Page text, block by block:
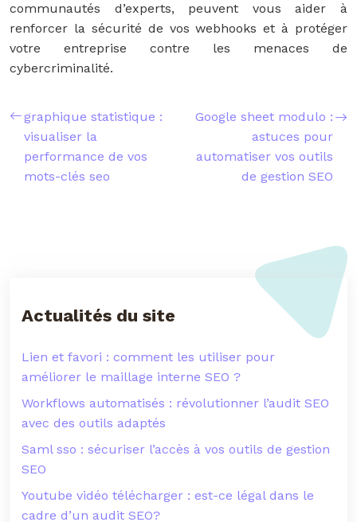
communautés d’experts, peuvent vous aider à
renforcer la sécurité de vos webhooks et à protéger
votre entreprise contre les menaces de
cybercriminalité.
graphique statistique :
visualiser la
performance de vos
mots-clés seo
Google sheet modulo :
astuces pour
automatiser vos outils
de gestion SEO
Actualités du site
Lien et favori : comment les utiliser pour
améliorer le maillage interne SEO ?
Workflows automatisés : révolutionner l’audit SEO
avec des outils adaptés
Saml sso : sécuriser l’accès à vos outils de gestion
SEO
Youtube vidéo télécharger : est-ce légal dans le
cadre d’un audit SEO?